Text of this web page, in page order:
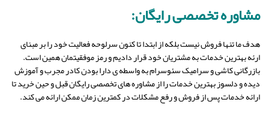
مشاوره تخصصی رایگان:
هدف ما تنها فروش نیست بلکه از ابتدا تا کنون سرلوحه فعالیت خود را بر مبنای
ارئه بهترین خدمات به مشتریان خود قرار دادیم و رمز موفقیتمان همین است.
بازرگانی کاشی و سرامیک سئوسرام به واسطه ی دارا بودن کادر مجرب و آموزش
دیده و دلسوز بهترین خدمات را از مشاوره های تخصصی رایگان قبل و حین خرید تا
ارائه خدمات پس از فروش و رفع مشکلات در کمترین زمان ممکن ارائه می کند.